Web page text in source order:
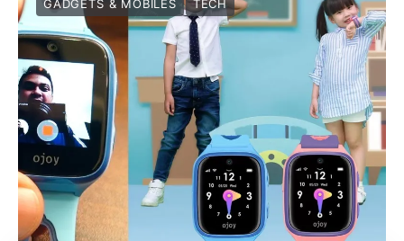
GADGETS & MOBILES TECH